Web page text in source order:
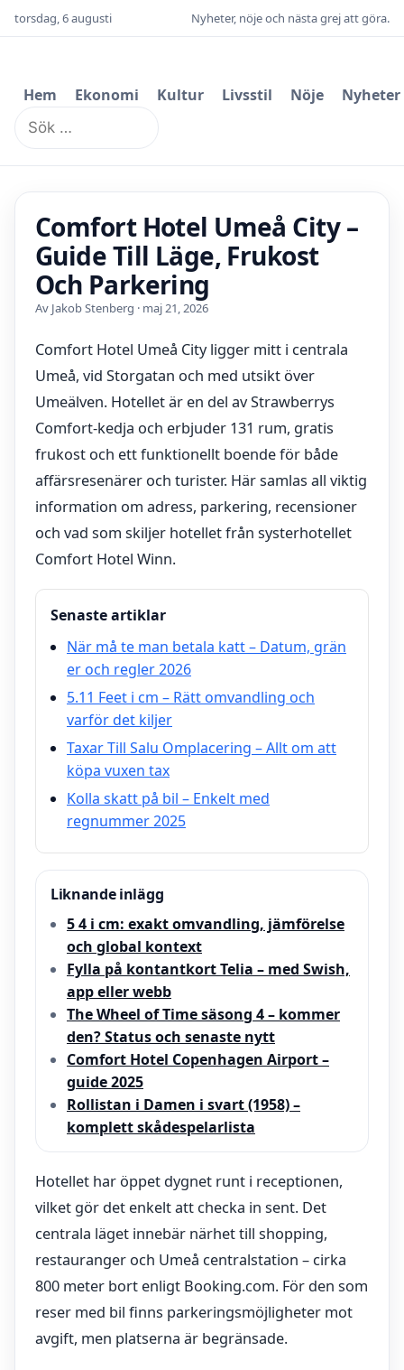
torsdag, 6 augusti Nyheter, nöje och nästa grej att göra.
Hem Ekonomi Kultur Livsstil Nöje
Nyheter
Sök
efter:
Comfort Hotel Umeå City –
Guide Till Läge, Frukost
Och Parkering
Av Jakob Stenberg · maj 21, 2026
Comfort Hotel Umeå City ligger mitt i centrala
Umeå, vid Storgatan och med utsikt över
Umeälven. Hotellet är en del av Strawberrys
Comfort-kedja och erbjuder 131 rum, gratis
frukost och ett funktionellt boende för både
affärsresenärer och turister. Här samlas all viktig
information om adress, parkering, recensioner
och vad som skiljer hotellet från systerhotellet
Comfort Hotel Winn.
Senaste artiklar
När må te man betala katt – Datum, grän
er och regler 2026
5.11 Feet i cm – Rätt omvandling och
varför det kiljer
Taxar Till Salu Omplacering – Allt om att
köpa vuxen tax
Kolla skatt på bil – Enkelt med
regnummer 2025
Liknande inlägg
5 4 i cm: exakt omvandling, jämförelse
och global kontext
Fylla på kontantkort Telia – med Swish,
app eller webb
The Wheel of Time säsong 4 – kommer
den? Status och senaste nytt
Comfort Hotel Copenhagen Airport –
guide 2025
Rollistan i Damen i svart (1958) –
komplett skådespelarlista
Hotellet har öppet dygnet runt i receptionen,
vilket gör det enkelt att checka in sent. Det
centrala läget innebär närhet till shopping,
restauranger och Umeå centralstation – cirka
800 meter bort enligt Booking.com. För den som
reser med bil finns parkeringsmöjligheter mot
avgift, men platserna är begränsade.